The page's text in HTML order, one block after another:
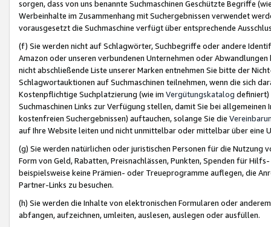
sorgen, dass von uns benannte Suchmaschinen Geschützte Begriffe
Werbeinhalte im Zusammenhang mit Suchergebnissen verwendet
vorausgesetzt die Suchmaschine verfügt über entsprechende
(f) Sie werden nicht auf Schlagwörter, Suchbegriffe oder andere
Amazon oder unseren verbundenen Unternehmen oder
nicht abschließende Liste unserer Marken entnehmen Sie bitte der
Schlagwortauktionen auf Suchmaschinen teilnehmen, wenn die sich
Kostenpflichtige Suchplatzierung (wie im Vergütungskatalog definiert)
Suchmaschinen Links zur Verfügung stellen, damit Sie bei
kostenfreien Suchergebnissen) auftauchen, solange Sie die
auf Ihre Website leiten und nicht unmittelbar oder mittelbar über eine
(g) Sie werden natürlichen oder juristischen Personen für die Nutzung
Form von Geld, Rabatten, Preisnachlässen, Punkten, Spenden für
beispielsweise keine Prämien- oder Treueprogramme auflegen, die
Partner-Links zu besuchen.
(h) Sie werden die Inhalte von elektronischen Formularen oder
abfangen, aufzeichnen, umleiten, auslesen, auslegen oder ausfüllen.